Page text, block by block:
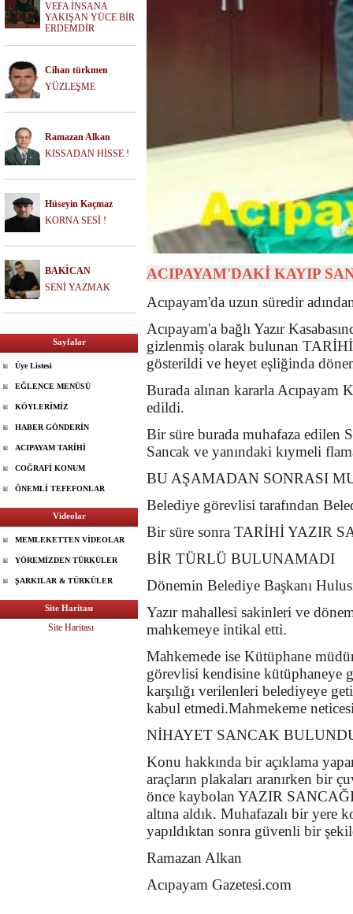
VEFA İNSANA
YAKIŞAN YÜCE BİR
ERDEMDİR
Cihan türkmen
YÜZLEŞME
Ramazan Alkan
KISSADAN HİSSE !
Hüseyin Kaçmaz
KORNA SESİ !
BAKİCAN
SENİ YAZMAK
Sayfalar
Üye Listesi
EĞLENCE MENÜSÜ
KÖYLERİMİZ
HABER GÖNDERİN
ACIPAYAM TARİHİ
COĞRAFİ KONUM
ÖNEMLİ TEFEFONLAR
Videolar
MEMLEKETTEN VİDEOLAR
YÖREMİZDEN TÜRKÜLER
ŞARKILAR & TÜRKÜLER
Site Haritası
Site Haritası
ACIPAYAM'DAKİ KAYIP
Acıpayam'da uzun süredir
Acıpayam'a bağlı Yazır
gizlenmiş olarak bulunan
gösterildi ve heyet eşliğinda
Burada alınan kararla Acıpayam
edildi.
Bir süre burada muhafaza edilen
Sancak ve yanındaki kıymeli
BU AŞAMADAN SONRASI
Belediye görevlisi tarafından
Bir süre sonra TARİHİ YAZIR
BİR TÜRLÜ BULUNAMADI
Dönemin Belediye Başkanı
Yazır mahallesi sakinleri ve
mahkemeye intikal etti.
Mahkemede ise Kütüphane
görevlisi kendisine kütüphaneye
karşılığı verilenleri belediyeye
kabul etmedi.Mahmekeme
NİHAYET SANCAK
Konu hakkında bir açıklama
araçların plakaları aranırken bir
önce kaybolan YAZIR
altına aldık. Muhafazalı bir yere
yapıldıktan sonra güvenli bir
Ramazan Alkan
Acıpayam Gazetesi.com